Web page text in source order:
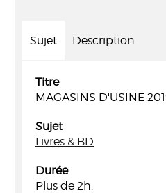
Sujet Description
Titre
MAGASINS D'USINE
Sujet
Livres & BD
Durée
Plus de 2h.